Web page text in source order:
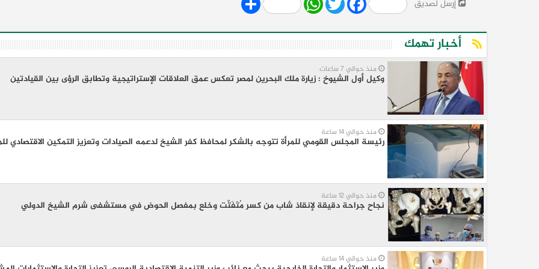
إرسل لصديق
أخبار تهمك
منذ حوالي 7 ساعات
وكيل أول الشيوخ : زيارة ملك البحرين لمصر تعكس عمق العلاقات الإستراتيجية وتطابق الرؤى بين القيادتين
منذ حوالي 14 ساعة
رئيسة المجلس القومي للمرأة تتوجه بالشكر لمحافظ كفر الشيخ لدعمه الصيادات وتعزيز التمكين الاقتصادي
منذ حوالي 12 ساعة
نجاح جراحة دقيقة لإنقاذ شاب من كسر مُتَفَتِّت وخلع بمفصل الحوض في مستشفى شرم الشيخ الدولي
منذ حوالي 14 ساعة